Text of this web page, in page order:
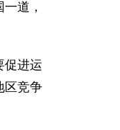
道，
促进运
区竞争